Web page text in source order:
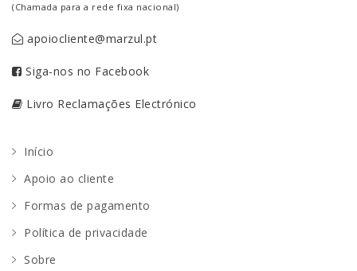
(Chamada para a rede fixa nacional)
apoiocliente@marzul.pt
Siga-nos no Facebook
Livro Reclamações Electrónico
Início
Apoio ao cliente
Formas de pagamento
Política de privacidade
Sobre